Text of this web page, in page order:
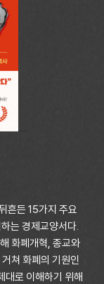
흔든 15가지 주요
는 경제교양서다.
화폐개혁, 종교와
쳐 화폐의 기원인
대로 이해하기 위해